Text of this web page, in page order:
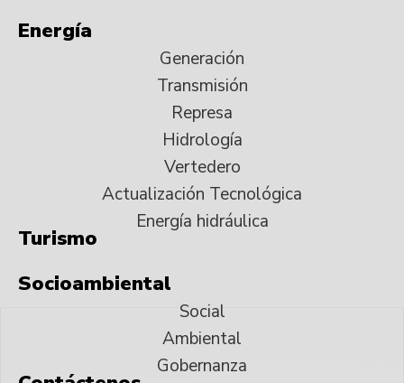
Energía
Generación
Transmisión
Represa
Hidrología
Vertedero
Actualización Tecnológica
Energía hidráulica
Turismo
Socioambiental
Social
Ambiental
Gobernanza